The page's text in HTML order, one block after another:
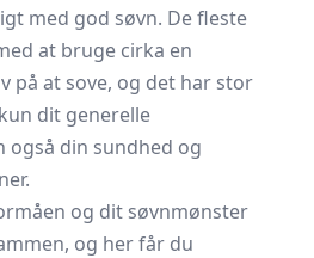
med god søvn. De fleste
at bruge cirka en
på at sove, og det har stor
dit generelle
også din sundhed og
og dit søvnmønster
og her får du